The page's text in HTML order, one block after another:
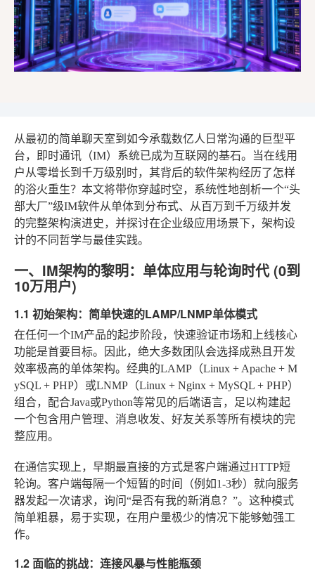
从最初的简单聊天室到如今承载数亿人日常沟通的巨型平
台，即时通讯（IM）系统已成为互联网的基石。当在线用
户从零增长到千万级别时，其背后的软件架构经历了怎样
的浴火重生？本文将带你穿越时空，系统性地剖析一个“头
部大厂”级IM软件从单体到分布式、从百万到千万级并发
的完整架构演进史，并探讨在企业级应用场景下，架构设
计的不同哲学与最佳实践。
一、IM架构的黎明：单体应用与轮询时代 (0到
10万用户)
1.1 初始架构：简单快速的LAMP/LNMP单体模式
在任何一个IM产品的起步阶段，快速验证市场和上线核心
功能是首要目标。因此，绝大多数团队会选择成熟且开发
效率极高的单体架构。经典的LAMP（Linux + Apache + M
ySQL + PHP）或LNMP（Linux + Nginx + MySQL + PHP）
组合，配合Java或Python等常见的后端语言，足以构建起
一个包含用户管理、消息收发、好友关系等所有模块的完
整应用。
在通信实现上，早期最直接的方式是客户端通过HTTP短
轮询。客户端每隔一个短暂的时间（例如1-3秒）就向服务
器发起一次请求，询问“是否有我的新消息？”。这种模式
简单粗暴，易于实现，在用户量极少的情况下能够勉强工
作。
1.2 面临的挑战：连接风暴与性能瓶颈